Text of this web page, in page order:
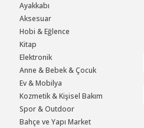
Ayakkabı
Aksesuar
Hobi & Eğlence
Kitap
Elektronik
Anne & Bebek & Çocuk
Ev & Mobilya
Kozmetik & Kişisel Bakım
Spor & Outdoor
Bahçe ve Yapı Market